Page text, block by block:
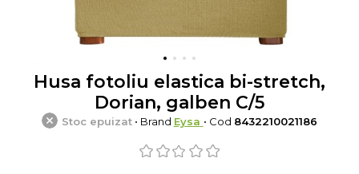
Husa fotoliu elastica bi-stretch,
Dorian, galben C/5
Stoc epuizat• Brand Eysa • Cod 8432210021186